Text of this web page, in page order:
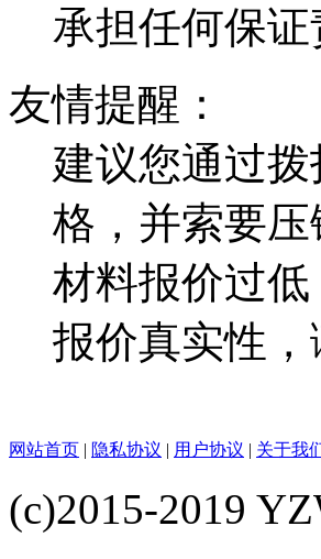
承担任何保证
友情提醒：
建议您通过
格，并索要
材料报价过
报价真实性
网站首页 | 隐私协议 | 用户协议 | 关于我
(c)2015-2019